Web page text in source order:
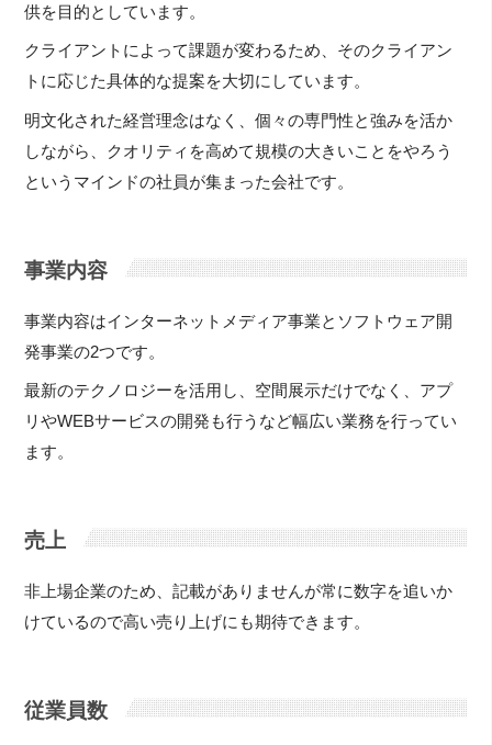
供を目的としています。
クライアントによって課題が変わるため、そのクライアン
トに応じた具体的な提案を大切にしています。
明文化された経営理念はなく、個々の専門性と強みを活か
しながら、クオリティを高めて規模の大きいことをやろう
というマインドの社員が集まった会社です。
事業内容
事業内容はインターネットメディア事業とソフトウェア開
発事業の2つです。
最新のテクノロジーを活用し、空間展示だけでなく、アプ
リやWEBサービスの開発も行うなど幅広い業務を行ってい
ます。
売上
非上場企業のため、記載がありませんが常に数字を追いか
けているので高い売り上げにも期待できます。
従業員数